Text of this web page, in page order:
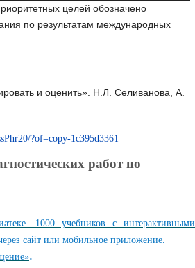
целей обозначено
по результатам международных
и оценить». Н.Л. Селиванова, А.
?of=copy-1c395d3361
работ по
1000 учебников с интерактивными
сайт или мобильное приложение.
.